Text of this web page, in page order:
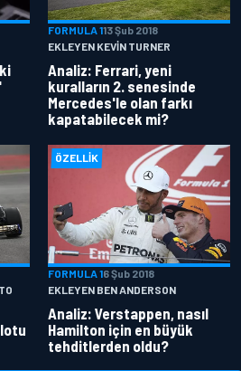
FORMULA 113 Şub 2018
EKLEYEN KEVIN TURNER
Analiz: Ferrari, yeni
kuralların 2. senesinde
Mercedes'le olan farkı
kapatabilecek mi?
ÖZELLIK
FORMULA 16 Şub 2018
EKLEYEN BEN ANDERSON
Analiz: Verstappen, nasıl
Hamilton için en büyük
tehditlerden oldu?